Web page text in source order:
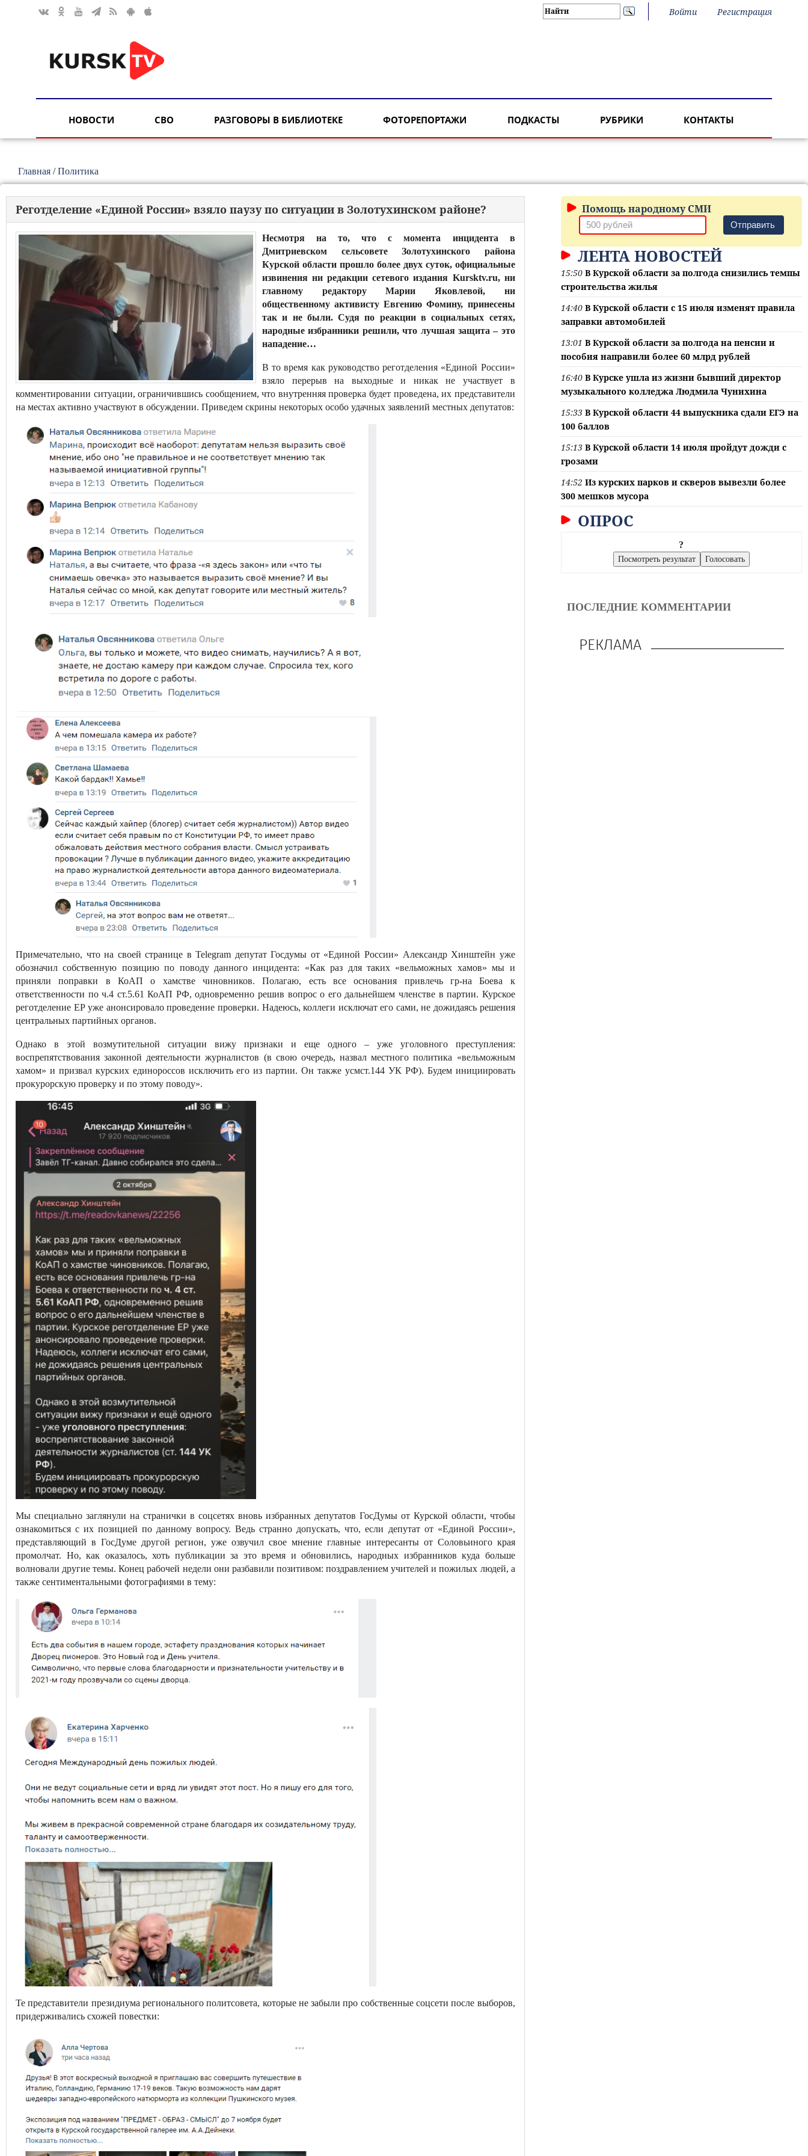
Войти Регистрация
НОВОСТИ СВО РАЗГОВОРЫ В БИБЛИОТЕКЕ ФОТОРЕПОРТАЖИ ПОДКАСТЫ РУБРИКИ КОНТАКТЫ
Главная /Политика
Реготделение «Единой России» взяло паузу по ситуации в Золотухинском районе?
Несмотря на то, что с момента инцидента в
Дмитриевском сельсовете Золотухинского района
Курской области прошло более двух суток, официальные
извинения ни редакции сетевого издания Kursktv.ru, ни
главному редактору Марии Яковлевой, ни
общественному активисту Евгению Фомину, принесены
так и не были. Судя по реакции в социальных сетях,
народные избранники решили, что лучшая защита – это
нападение…
В то время как руководство реготделения «Единой России»
взяло перерыв на выходные и никак не участвует в
комментировании ситуации, ограничившись сообщением, что внутренняя проверка будет проведена, их представители
на местах активно участвуют в обсуждении. Приведем скрины некоторых особо удачных заявлений местных депутатов:
Примечательно, что на своей странице в Telegram депутат Госдумы от «Единой России» Александр Хинштейн уже
обозначил собственную позицию по поводу данного инцидента: «Как раз для таких «вельможных хамов» мы и
приняли поправки в КоАП о хамстве чиновников. Полагаю, есть все основания привлечь гр-на Боева к
ответственности по ч.4 ст.5.61 КоАП РФ, одновременно решив вопрос о его дальнейшем членстве в партии. Курское
реготделение ЕР уже анонсировало проведение проверки. Надеюсь, коллеги исключат его сами, не дожидаясь решения
центральных партийных органов.
Однако в этой возмутительной ситуации вижу признаки и еще одного – уже уголовного преступления:
воспрепятствования законной деятельности журналистов (в свою очередь, назвал местного политика «вельможным
хамом» и призвал курских единороссов исключить его из партии. Он также усмст.144 УК РФ). Будем инициировать
прокурорскую проверку и по этому поводу».
Мы специально заглянули на странички в соцсетях вновь избранных депутатов ГосДумы от Курской области, чтобы
ознакомиться с их позицией по данному вопросу. Ведь странно допускать, что, если депутат от «Единой России»,
представляющий в ГосДуме другой регион, уже озвучил свое мнение главные интересанты от Соловьиного края
промолчат. Но, как оказалось, хоть публикации за это время и обновились, народных избранников куда больше
волновали другие темы. Конец рабочей недели они разбавили позитивом: поздравлением учителей и пожилых людей, а
также сентиментальными фотографиями в тему:
Те представители президиума регионального политсовета, которые не забыли про собственные соцсети после выборов,
придерживались схожей повестки:
Помощь народному СМИ
Отправить
ЛЕНТА НОВОСТЕЙ
15:50 В Курской области за полгода снизились темпы
строительства жилья
14:40 В Курской области с 15 июля изменят правила
заправки автомобилей
13:01 В Курской области за полгода на пенсии и
пособия направили более 60 млрд рублей
16:40 В Курске ушла из жизни бывший директор
музыкального колледжа Людмила Чунихина
15:33 В Курской области 44 выпускника сдали ЕГЭ на
100 баллов
15:13 В Курской области 14 июля пройдут дожди с
грозами
14:52 Из курских парков и скверов вывезли более
300 мешков мусора
ОПРОС
?
ПОСЛЕДНИЕ КОММЕНТАРИИ
РЕКЛАМА